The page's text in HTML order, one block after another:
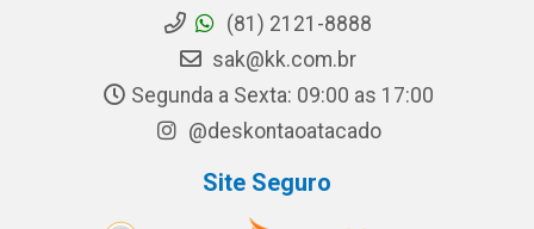
(81) 2121-8888
sak@kk.com.br
Segunda a Sexta: 09:00 as 17:00
@deskontaoatacado
Site Seguro